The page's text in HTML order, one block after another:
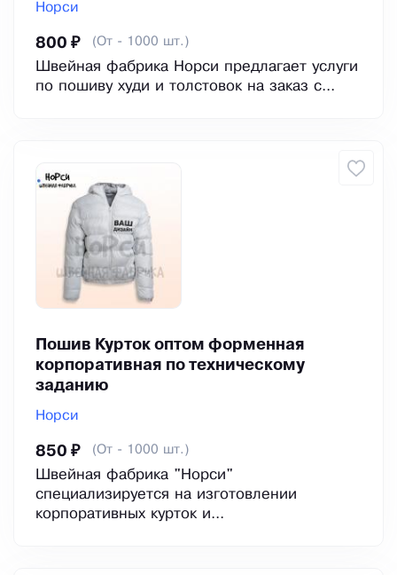
Норси
800 ₽ (От - 1000 шт.)
Швейная фабрика Норси предлагает услуги
по пошиву худи и толстовок на заказ с...
Пошив Курток оптом форменная
корпоративная по техническому
заданию
Норси
850 ₽ (От - 1000 шт.)
Швейная фабрика "Норси"
специализируется на изготовлении
корпоративных курток и...